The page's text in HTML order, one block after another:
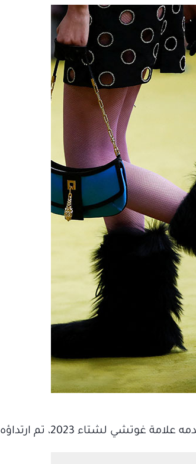
تم ارتداؤه مع جوارب شبكية باللون الوردي المرهف.